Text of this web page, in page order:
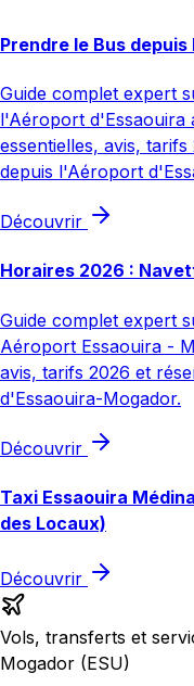
Prendre le Bus
Guide complet expert
l'Aéroport d'Essaouira
essentielles, avis,
depuis l'Aéroport
Découvrir
Horaires 2026 :
Guide complet expert
Aéroport Essaouira -
avis, tarifs 2026 et
d'Essaouira-Mogador.
Découvrir
Taxi Essaouira
des Locaux)
Découvrir
Vols, transferts et
Mogador (ESU)